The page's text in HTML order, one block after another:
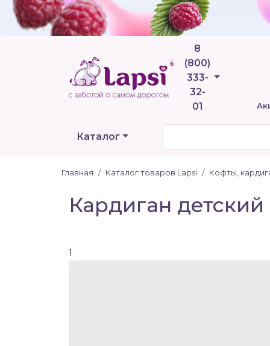
8
(800)
333-
32-
01
Телефоны
Каталог
Главная Каталог товаров Lapsi Кофты,
Кардиган
1